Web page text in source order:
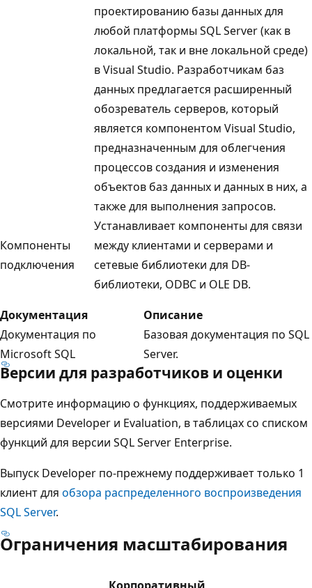
проектированию базы данных для
любой платформы SQL Server (как в
локальной, так и вне локальной среде)
в Visual Studio. Разработчикам баз
данных предлагается расширенный
обозреватель серверов, который
является компонентом Visual Studio,
предназначенным для облегчения
процессов создания и изменения
объектов баз данных и данных в них, а
также для выполнения запросов.
Компоненты
подключения
Устанавливает компоненты для связи
между клиентами и серверами и
сетевые библиотеки для DB-
библиотеки, ODBC и OLE DB.
Документация
Описание
Документация по
Microsoft SQL
Базовая документация по SQL
Server.
Версии для разработчиков и оценки
Смотрите информацию о функциях, поддерживаемых
версиями Developer и Evaluation, в таблицах со списком
функций для версии SQL Server Enterprise.
Выпуск Developer по-прежнему поддерживает только 1
клиент для обзора распределенного воспроизведения
SQL Server.
Ограничения масштабирования
Корпоративный